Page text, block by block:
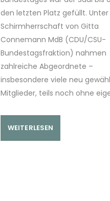
den letzten Platz gefüllt.
Schirmherrschaft von Gitta
Connemann MdB (CDU/CSU-
Bundestagsfraktion) nahmen
zahlreiche Abgeordnete –
insbesondere viele neu
Mitglieder, teils noch ohne
WEITERLESEN